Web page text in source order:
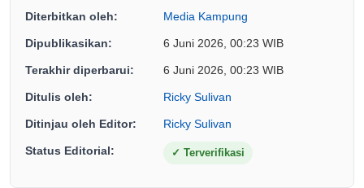
Diterbitkan oleh: Media Kampung
Dipublikasikan: 6 Juni 2026, 00:23 WIB
Terakhir diperbarui: 6 Juni 2026, 00:23 WIB
Ditulis oleh: Ricky Sulivan
Ditinjau oleh Editor: Ricky Sulivan
Status Editorial: ✓ Terverifikasi